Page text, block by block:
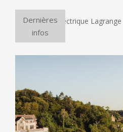
Dernières
infos
à pizza électrique Lagrange :